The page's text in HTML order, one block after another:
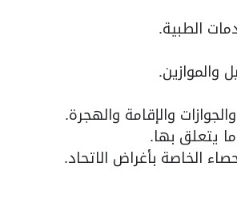
الطبية.
والموازين.
والإقامة والهجرة.
يتعلق بها.
الخاصة بأغراض الاتحاد.